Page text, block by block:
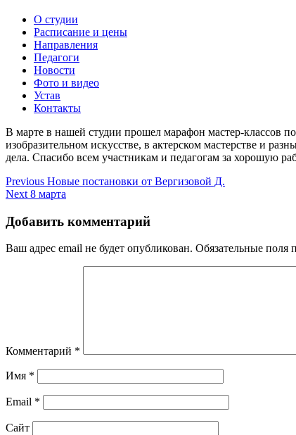
О студии
Расписание и цены
Направления
Педагоги
Новости
Фото и видео
Устав
Контакты
В марте в нашей студии прошел марафон мастер-классов
изобразительном искусстве, в актерском мастерстве и
дела. Спасибо всем участникам и педагогам за хорошую
Навигация
по
записям
Previous Previous
post:
Новые постановки от Вергизовой Д.
Next Next
8 марта
Добавить комментарий
Ваш адрес email не будет опубликован. Обязательные поля
Комментарий *
Имя *
Email *
Сайт